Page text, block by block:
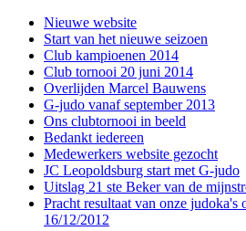
Nieuwe website
Start van het nieuwe seizoen
Club kampioenen 2014
Club tornooi 20 juni 2014
Overlijden Marcel Bauwens
G-judo vanaf september 2013
Ons clubtornooi in beeld
Bedankt iedereen
Medewerkers website gezocht
JC Leopoldsburg start met G-judo
Uitslag 21 ste Beker van de
Pracht resultaat van onze
16/12/2012